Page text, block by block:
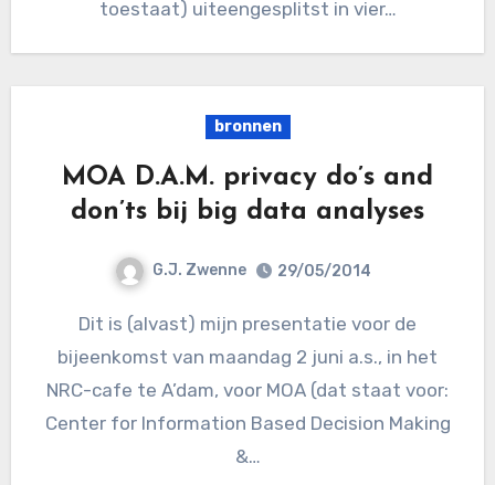
toestaat) uiteengesplitst in vier…
bronnen
MOA D.A.M. privacy do’s and
don’ts bij big data analyses
G.J. Zwenne 29/05/2014
Dit is (alvast) mijn presentatie voor de
bijeenkomst van maandag 2 juni a.s., in het
NRC-cafe te A’dam, voor MOA (dat staat voor:
Center for Information Based Decision Making
&…